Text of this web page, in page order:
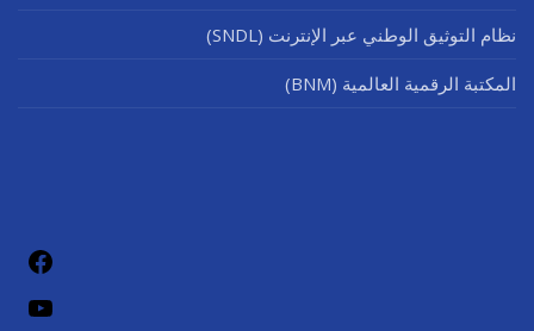
نظام التوثيق الوطني عبر الإنترنت (SNDL)
المكتبة الرقمية العالمية (BNM)